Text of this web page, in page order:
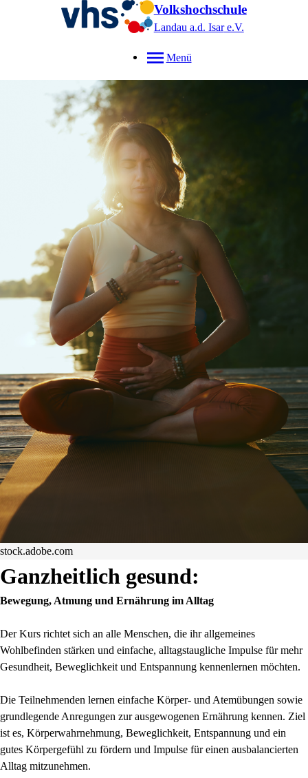
Volkshochschule
Landau a.d. Isare.V.
Menü
stock.adobe.com
Ganzheitlich gesund:
Bewegung, Atmung und Ernährung im Alltag
Der Kurs richtet sich an alle Menschen, die ihr allgemeines
Wohlbefinden stärken und einfache, alltagstaugliche Impulse für mehr
Gesundheit, Beweglichkeit und Entspannung kennenlernen möchten.
Die Teilnehmenden lernen einfache Körper- und Atemübungen sowie
grundlegende Anregungen zur ausgewogenen Ernährung kennen. Ziel
ist es, Körperwahrnehmung, Beweglichkeit, Entspannung und ein
gutes Körpergefühl zu fördern und Impulse für einen ausbalancierten
Alltag mitzunehmen.